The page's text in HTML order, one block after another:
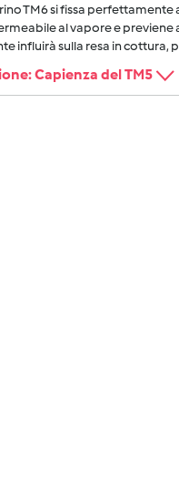
TM6 si fissa
al vapore e previene
influirà sulla resa in cottura,
Capienza del TM5